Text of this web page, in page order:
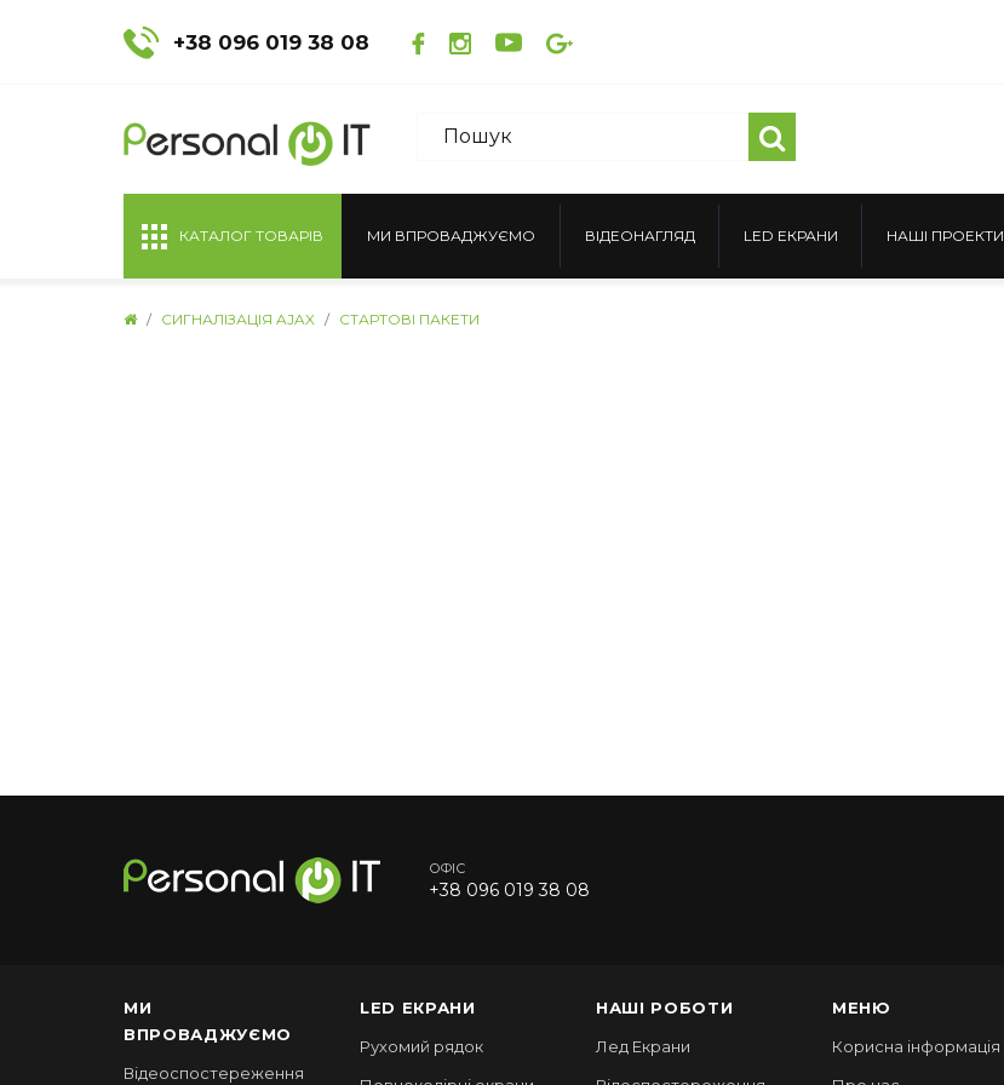
+38 096 019 38 08
КАТАЛОГ ТОВАРІВ МИ ВПРОВАДЖУЄМО ВІДЕОНАГЛЯД LED ЕКРАНИ НАШІ ПРОЕКТИ
СИГНАЛІЗАЦІЯ AJAX СТАРТОВІ ПАКЕТИ
ОФІС
+38 096 019 38 08
МИ
ВПРОВАДЖУЄМО
Відеоспостереження
LED ЕКРАНИ
Рухомий рядок
НАШІ РОБОТИ
Лед Екрани
МЕНЮ
Корисна інформація